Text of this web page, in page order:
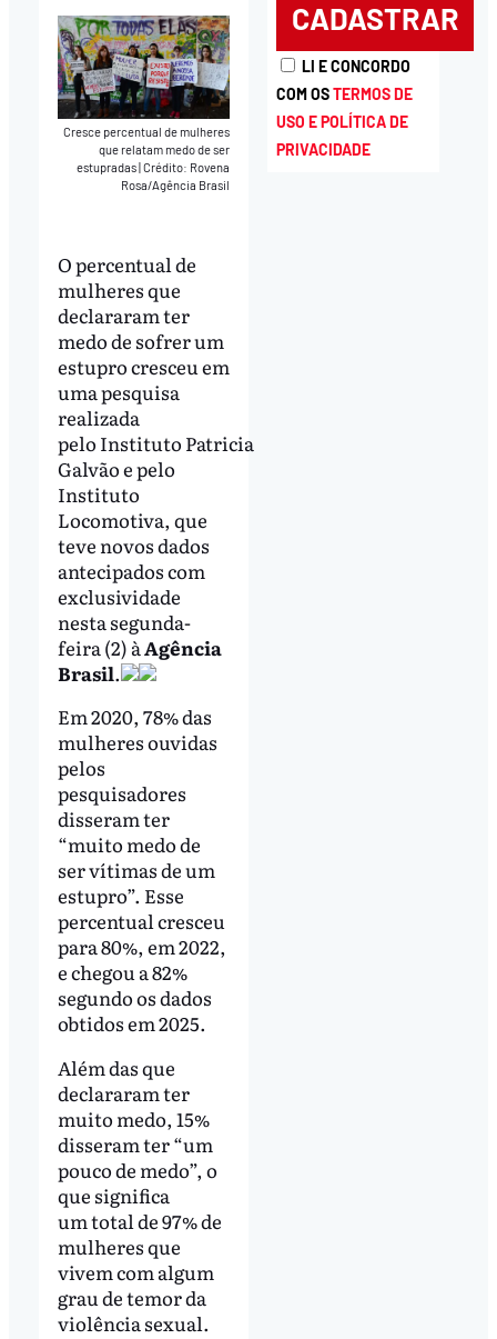
Cresce percentual de mulheres
que relatam medo de ser
estupradas|Crédito: Rovena
Rosa/Agência Brasil
O percentual de
mulheres que
declararam ter
medo de sofrer um
estupro cresceu em
uma pesquisa
realizada
pelo Instituto Patricia
Galvão e pelo
Instituto
Locomotiva, que
teve novos dados
antecipados com
exclusividade
nesta segunda-
feira (2) àAgência
Brasil.
Em 2020, 78% das
mulheres ouvidas
pelos
pesquisadores
disseram ter
“muito medo de
ser vítimas de um
estupro”. Esse
percentual cresceu
para 80%, em 2022,
e chegou a 82%
segundo os dados
obtidos em 2025.
Além das que
declararam ter
muito medo, 15%
disseram ter “um
pouco de medo”, o
que significa
um total de 97% de
mulheres que
vivem com algum
grau de temor da
violência sexual.
LI E CONCORDO
COM OSTERMOS DE
USO E POLÍTICA DE
PRIVACIDADE